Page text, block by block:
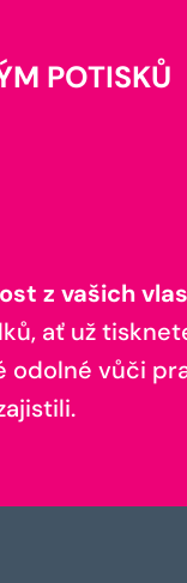
POTISKŮ
z vašich
ať už
odolné vůči